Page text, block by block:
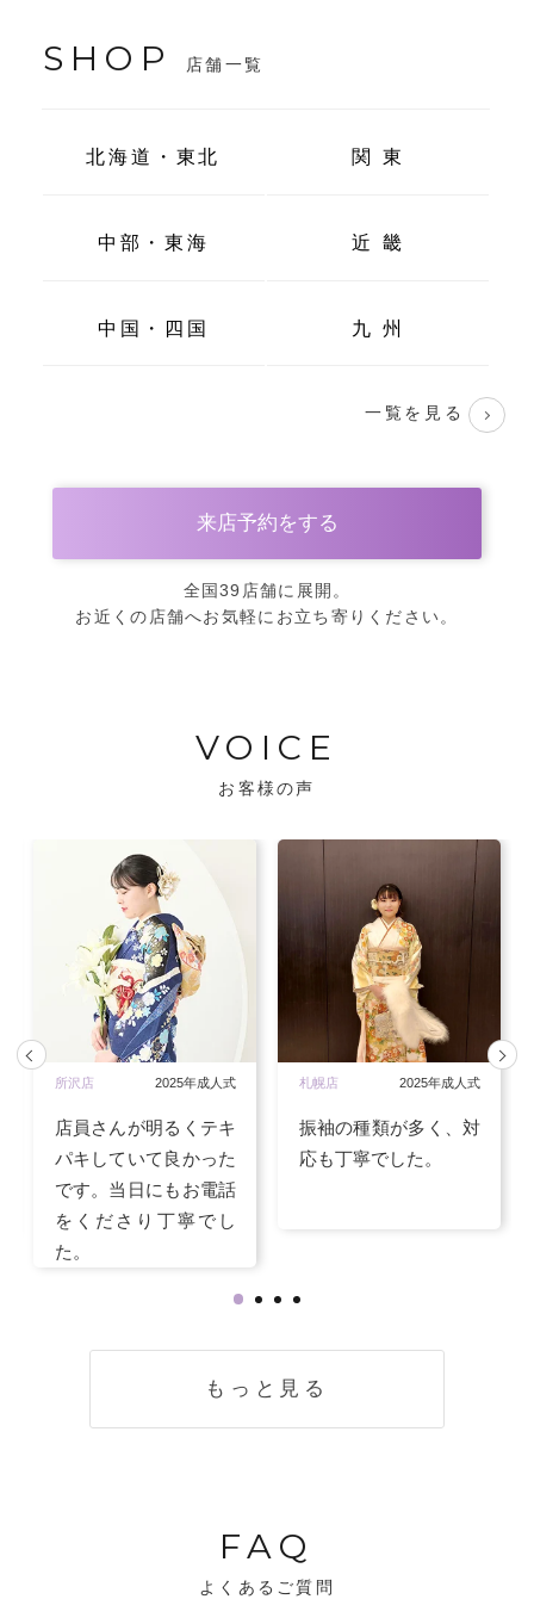
SHOP 店舗一覧
北海道・東北 関 東
中部・東海 近 畿
中国・四国 九 州
一覧を見る
来店予約をする
全国39店舗に展開。
お近くの店舗へお気軽にお立ち寄りください。
VOICE
お客様の声
所沢店 2025年成人式
店員さんが明るくテキ
パキしていて良かった
です。当日にもお電話
をくださり丁寧でし
た。
札幌店 2025年成人式
振袖の種類が多く、対
応も丁寧でした。
もっと見る
FAQ
よくあるご質問